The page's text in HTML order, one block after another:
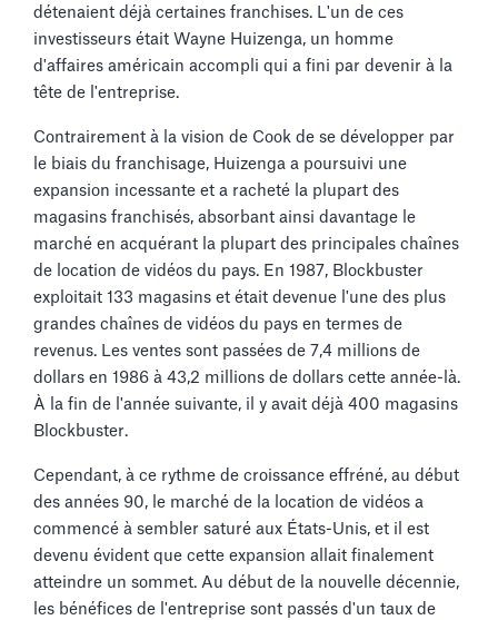
détenaient déjà certaines franchises. L'un de ces
investisseurs était Wayne Huizenga, un homme
d'affaires américain accompli qui a fini par devenir à la
tête de l'entreprise.
Contrairement à la vision de Cook de se développer par
le biais du franchisage, Huizenga a poursuivi une
expansion incessante et a racheté la plupart des
magasins franchisés, absorbant ainsi davantage le
marché en acquérant la plupart des principales chaînes
de location de vidéos du pays. En 1987, Blockbuster
exploitait 133 magasins et était devenue l'une des plus
grandes chaînes de vidéos du pays en termes de
revenus. Les ventes sont passées de 7,4 millions de
dollars en 1986 à 43,2 millions de dollars cette année-là.
À la fin de l'année suivante, il y avait déjà 400 magasins
Blockbuster.
Cependant, à ce rythme de croissance effréné, au début
des années 90, le marché de la location de vidéos a
commencé à sembler saturé aux États-Unis, et il est
devenu évident que cette expansion allait finalement
atteindre un sommet. Au début de la nouvelle décennie,
les bénéfices de l'entreprise sont passés d'un taux de